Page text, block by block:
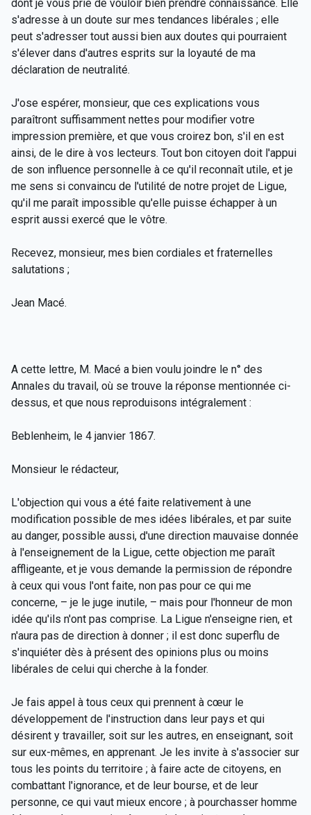
dont je vous prie de vouloir bien prendre connaissance. Elle
s'adresse à un doute sur mes tendances libérales ; elle
peut s'adresser tout aussi bien aux doutes qui pourraient
s'élever dans d'autres esprits sur la loyauté de ma
déclaration de neutralité.
J'ose espérer, monsieur, que ces explications vous
paraîtront suffisamment nettes pour modifier votre
impression première, et que vous croirez bon, s'il en est
ainsi, de le dire à vos lecteurs. Tout bon citoyen doit l'appui
de son influence personnelle à ce qu'il reconnaît utile, et je
me sens si convaincu de l'utilité de notre projet de Ligue,
qu'il me paraît impossible qu'elle puisse échapper à un
esprit aussi exercé que le vôtre.
Recevez, monsieur, mes bien cordiales et fraternelles
salutations ;
Jean Macé.
A cette lettre, M. Macé a bien voulu joindre le n° des
Annales du travail, où se trouve la réponse mentionnée ci-
dessus, et que nous reproduisons intégralement :
Beblenheim, le 4 janvier 1867.
Monsieur le rédacteur,
L'objection qui vous a été faite relativement à une
modification possible de mes idées libérales, et par suite
au danger, possible aussi, d'une direction mauvaise donnée
à l'enseignement de la Ligue, cette objection me paraît
affligeante, et je vous demande la permission de répondre
à ceux qui vous l'ont faite, non pas pour ce qui me
concerne, – je le juge inutile, – mais pour l'honneur de mon
idée qu'ils n'ont pas comprise. La Ligue n'enseigne rien, et
n'aura pas de direction à donner ; il est donc superflu de
s'inquiéter dès à présent des opinions plus ou moins
libérales de celui qui cherche à la fonder.
Je fais appel à tous ceux qui prennent à cœur le
développement de l'instruction dans leur pays et qui
désirent y travailler, soit sur les autres, en enseignant, soit
sur eux-mêmes, en apprenant. Je les invite à s'associer sur
tous les points du territoire ; à faire acte de citoyens, en
combattant l'ignorance, et de leur bourse, et de leur
personne, ce qui vaut mieux encore ; à pourchasser homme